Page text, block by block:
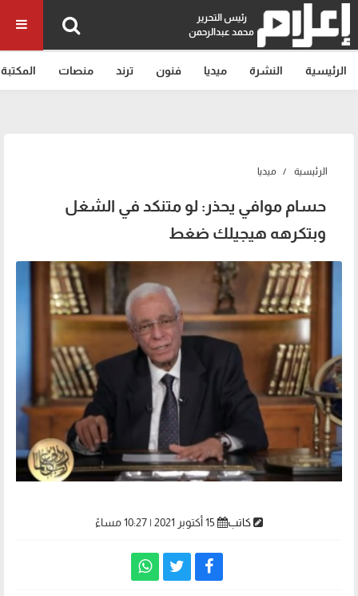
رئيس التحرير
محمد عبدالرحمن
الرئيسية النشرة ميديا فنون ترند منصات المكتبة
الرئيسية ميديا
حسام موافي يحذر: لو متنكد في الشغل
وبتكرهه هيجيلك ضغط
كاتب